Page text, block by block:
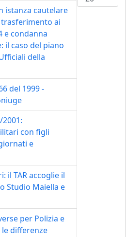
istanza cautelare
ai
e condanna
il caso del piano
della
del 1999 -
2001:
con figli
e
il TAR accoglie il
Studio Maiella e
per Polizia e
le differenze